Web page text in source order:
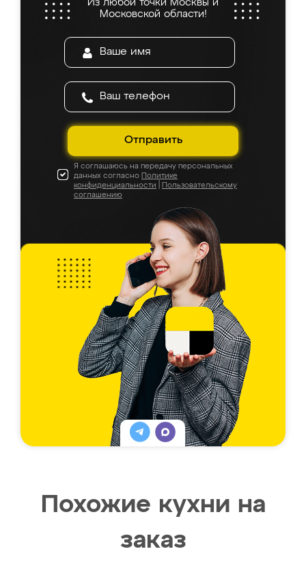
Из любой точки Москвы и
Московской области!
Отправить
Я соглашаюсь на передачу персональных
данных согласно Политике
конфиденциальности
Пользовательскому
соглашению
Похожие кухни на
заказ